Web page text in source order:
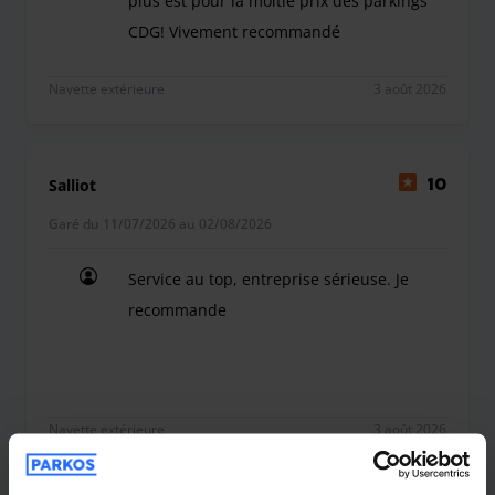
CDG! Vivement recommandé
Navette extérieure 3 août 2026
Salliot 10
Garé du 11/07/2026 au 02/08/2026
Service au top, entreprise sérieuse. Je
recommande
Navette extérieure 3 août 2026